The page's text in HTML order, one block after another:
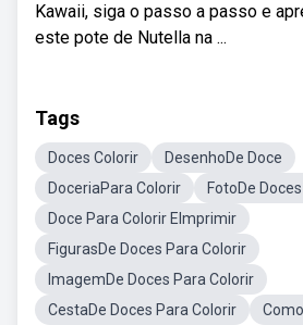
Kawaii, siga o passo a passo e
este pote de Nutella na ...
Tags
Doces Colorir
DesenhoDe Doce
DoceriaPara Colorir
FotoDe
Doce Para Colorir EImprimir
FigurasDe Doces Para Colorir
ImagemDe Doces Para Colorir
CestaDe Doces Para Colorir